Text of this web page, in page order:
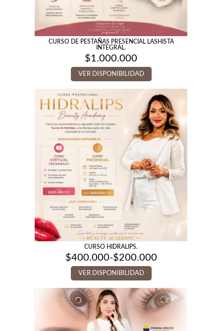
CURSO DE PESTAÑAS PRESENCIAL LASHISTA
INTEGRAL.
$1.000.000
VER DISPONIBILIDAD
CURSO HIDRALIPS.
$200.000
-
$400.000
Rango
de
precios:
desde
$200.000
hasta
$400.000
VER DISPONIBILIDAD